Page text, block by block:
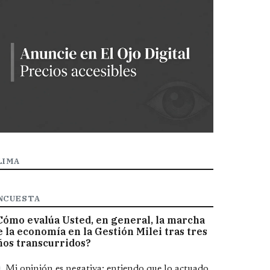
evalúa Usted, en general, la marcha
la economía en la Gestión Milei tras tres
transcurridos?